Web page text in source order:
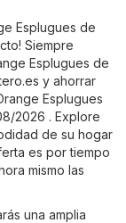
Esplugues de
Siempre
Esplugues de
y ahorrar
Esplugues
2026 . Explore
de su hogar
es por tiempo
mismo las
una amplia